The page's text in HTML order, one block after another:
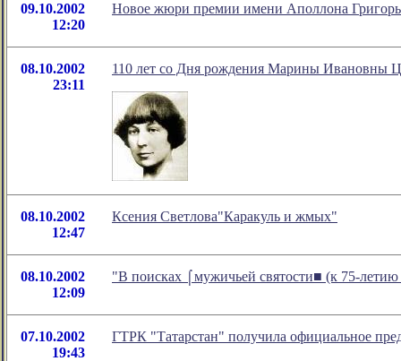
09.10.2002
12:20
Новое жюри премии имени Аполлона
08.10.2002
23:11
110 лет со Дня рождения Марины Ивановны
08.10.2002
12:47
Ксения Светлова"Каракуль и жмых"
08.10.2002
12:09
"В поисках ⌠мужичьей святости■ (к 75-
07.10.2002
19:43
ГТРК "Татарстан" получила официальное